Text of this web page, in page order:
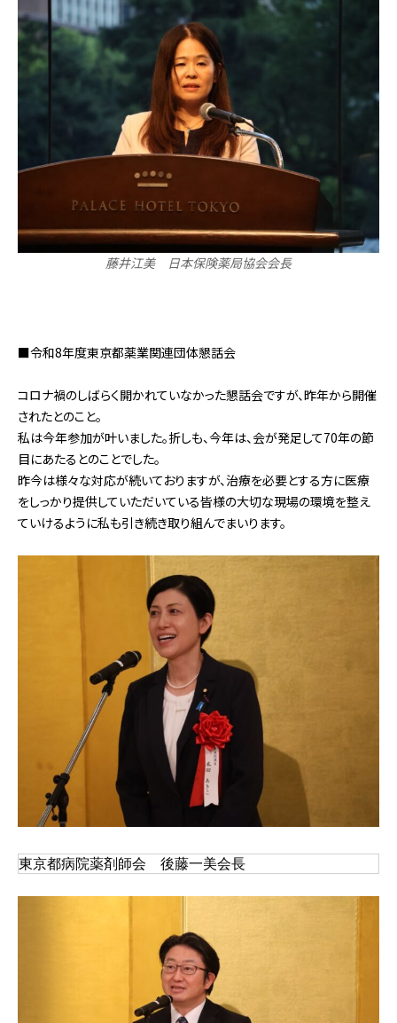
藤井江美 日本保険薬局協会会長
■令和8年度東京都薬業関連団体懇話会
コロナ禍のしばらく開かれていなかった懇話会ですが、昨年から開催
されたとのこと。
私は今年参加が叶いました。折しも、今年は、会が発足して70年の節
目にあたるとのことでした。
昨今は様々な対応が続いておりますが、治療を必要とする方に医療
をしっかり提供していただいている皆様の大切な現場の環境を整え
ていけるように私も引き続き取り組んでまいります。
東京都病院薬剤師会　後藤一美会長